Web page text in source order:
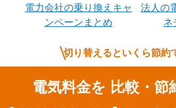
電力会社の乗り換えキャ
ンペーンまとめ
法人の
ネ
切り替えるといくら節約
電気料金を 比較・節